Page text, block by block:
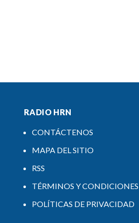
RADIO HRN
CONTÁCTENOS
MAPA DEL SITIO
RSS
TÉRMINOS Y CONDICIONES
POLÍTICAS DE PRIVACIDAD